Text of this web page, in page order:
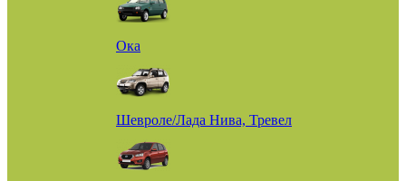
Ока
Шевроле/Лада Нива, Тревел